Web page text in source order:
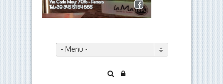
- Menu -